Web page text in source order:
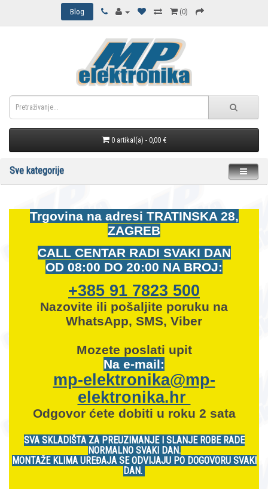
Blog (0)
0 artikal(a) - 0,00 €
Sve kategorije
Trgovina na adresi TRATINSKA 28,
ZAGREB
CALL CENTAR RADI SVAKI DAN
OD 08:00 DO 20:00 NA BROJ:
+385 91 7823 500
Nazovite ili pošaljite poruku na
WhatsApp, SMS, Viber
Mozete poslati upit
Na e-mail:
mp-elektronika@mp-
elektronika.hr
Odgovor ćete dobiti u roku 2 sata
SVA SKLADIŠTA ZA PREUZIMANJE I SLANJE ROBE RADE
NORMALNO SVAKI DAN.
MONTAŽE KLIMA UREĐAJA SE ODVIJAJU PO DOGOVORU SVAKI
DAN.